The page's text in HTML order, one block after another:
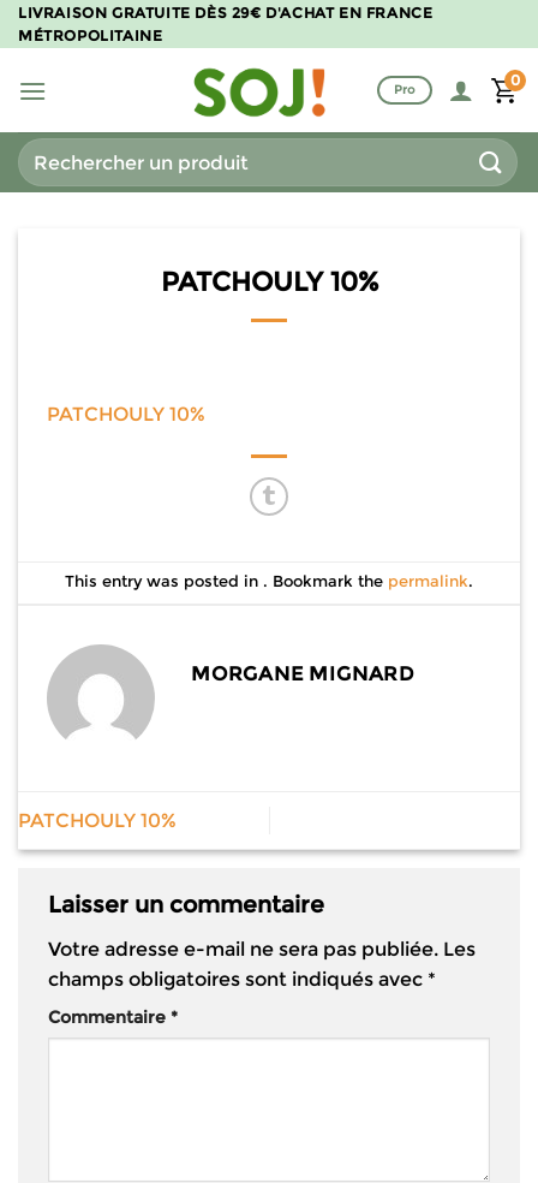
Passer
au
LIVRAISON GRATUITE DÈS 29€ D'ACHAT EN FRANCE
MÉTROPOLITAINE
Pro
0
Recherche
pour :
PATCHOULY 10%
PATCHOULY 10%
This entry was posted in . Bookmark the permalink.
MORGANE MIGNARD
PATCHOULY 10%
Laisser un commentaire
Votre adresse e-mail ne sera pas publiée. Les
champs obligatoires sont indiqués avec *
Commentaire *